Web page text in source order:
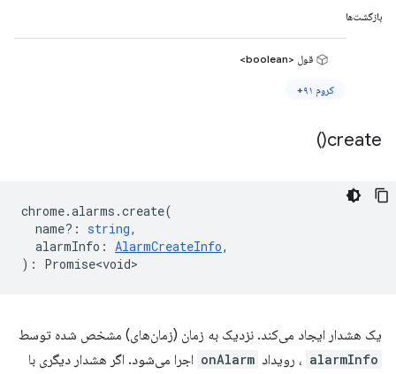
بازگشت‌ها
قول <boolean>
کروم ۹۱+
create(
)
chrome.alarms .create(
name? : string,
alarmInfo : AlarmCreateInfo,
) : Promise<void>
یک هشدار ایجاد می‌کند. نزدیک به زمان (زمان‌های) مشخص شده توسط
alarmInfo ، رویداد onAlarm اجرا می‌شود. اگر هشدار دیگری با